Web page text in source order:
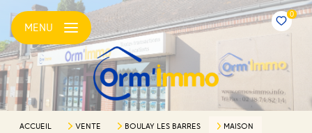
0
MENU
ACCUEIL VENTE BOULAY LES BARRES MAISON